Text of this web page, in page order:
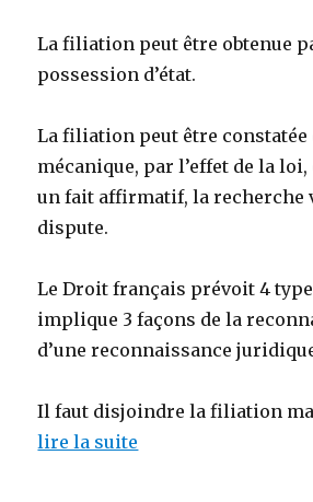
La filiation peut être obtenue
possession d’état.
La filiation peut être constatée
mécanique, par l’effet de la
un fait affirmatif, la recherche
dispute.
Le Droit français prévoit 4
implique 3 façons de la
d’une reconnaissance
Il faut disjoindre la filiation
lire la suite